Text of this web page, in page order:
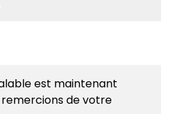
est maintenant
remercions de votre